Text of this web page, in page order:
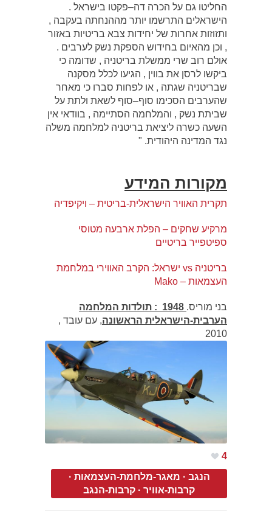
החליטו גם על הכרה דה–פקטו בישראל .
הישראלים התרשמו יותר מההנחתה בעקבה ,
ותזוזות אחרות של יחידות צבא בריטיות באזור
, וכן מהאיום בחידוש הספקת נשק לערבים .
אולם רוב שרי ממשלת בריטניה , שדומה כי
ביקשו לרסן את בווין , הגיעו לכלל מסקנה
שבריטניה שגתה , או לפחות סברו כי מאחר
שהערבים הסכימו סוף–סוף לשאת ולתת על
שביתת נשק , והמלחמה הסתיימה , בוודאי אין
השעה כשרה ליציאת בריטניה למלחמה משלה
נגד המדינה היהודית. "
מקורות המידע
תקרית האוויר הישראלית-בריטית – ויקיפדיה
מרקיע שחקים – הפלת ארבעה מטוסי
ספיטפייר בריטיים
בריטניה vs ישראל: הקרב האווירי במלחמת
העצמאות – Mako
בני מוריס.
1948 : תולדות המלחמה
הערבית-הישראלית הראשונה, עם עובד ,
2010
4
הנגב · מאגר-מלחמת-העצמאות ·
קרבות-אוויר · קרבות-הנגב